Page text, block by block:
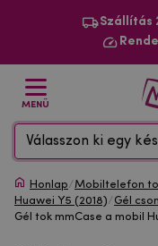
Szállítás
MENÜ
Válasszon ki egy
Honlap/Mobiltelefon
Huawei Y5 (2018)/Gél
Gél tok mmCase a mobil